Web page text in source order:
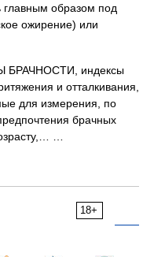
главным образом под
ожирение) или
индексы
и отталкивания,
для измерения, по
брачных
…
18+